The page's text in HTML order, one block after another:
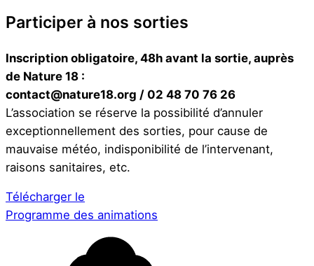
Participer à nos sorties
Inscription obligatoire, 48h avant la sortie, auprès
de Nature 18 :
contact@nature18.org / 02 48 70 76 26
L’association se réserve la possibilité d’annuler
exceptionnellement des sorties, pour cause de
mauvaise météo, indisponibilité de l’intervenant,
raisons sanitaires, etc.
Télécharger le
Programme des animations